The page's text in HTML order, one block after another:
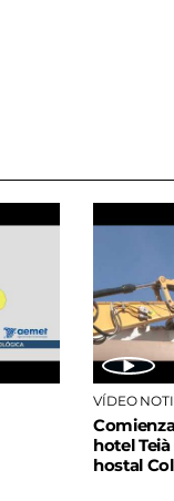
VÍDEO
hotel
hostal